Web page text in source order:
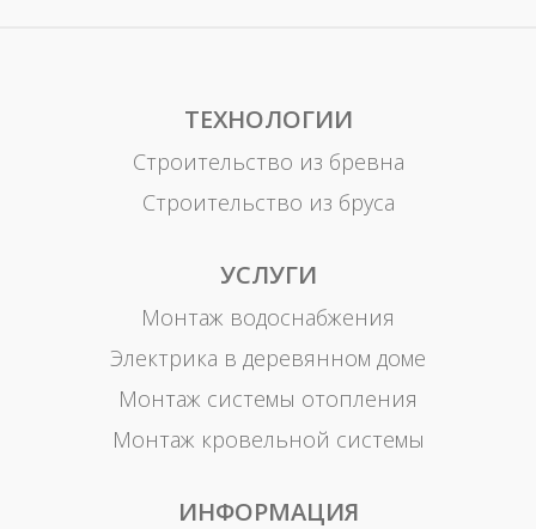
ТЕХНОЛОГИИ
Строительство из бревна
Строительство из бруса
УСЛУГИ
Монтаж водоснабжения
Электрика в деревянном доме
Монтаж системы отопления
Монтаж кровельной системы
ИНФОРМАЦИЯ